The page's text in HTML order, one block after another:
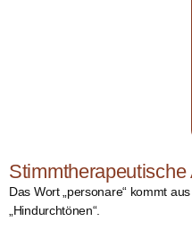
Stimmtherapeutische
Das Wort „personare“ kommt
„Hindurchtönen“.